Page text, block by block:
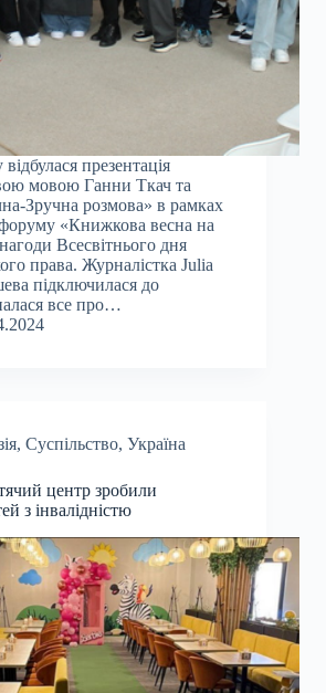
презентація
мовою Ганни Ткач та
Зручна розмова» в рамках
«Книжкова весна на
Всесвітнього дня
права. Журналістка Julia
підключилася до
все про…
, Суспільство, Україна
центр зробили
з інвалідністю